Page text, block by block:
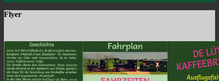
Flyer